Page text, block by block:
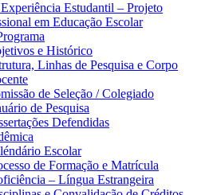
Experiência Estudantil – Projeto
em Educação Escolar
e Histórico
Linhas de Pesquisa e Corpo
de Seleção / Colegiado
de Pesquisa
Defendidas
Escolar
de Formação e Matrícula
– Língua Estrangeira